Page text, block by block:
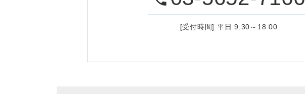
[受付時間] 平日 9:30～18:00